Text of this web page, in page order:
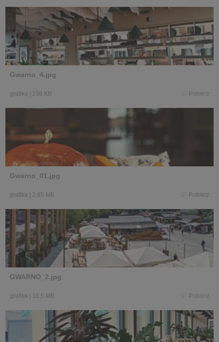
Gwarno_4.jpg
grafika 238 KB Pobierz
Gwarno_01.jpg
grafika 2,85 MB Pobierz
GWARNO_2.jpg
grafika 16,5 MB Pobierz